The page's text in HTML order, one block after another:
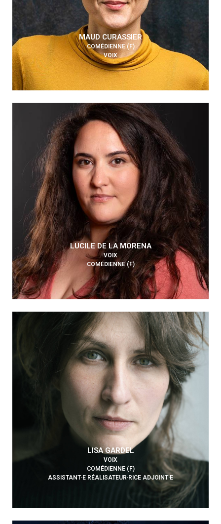
MAUD CURASSIER
COMÉDIENNE (F)
VOIX
LUCILE DE LA MORENA
VOIX
COMÉDIENNE (F)
LISA GARDEL
VOIX
COMÉDIENNE (F)
ASSISTANT·E RÉALISATEUR·RICE ADJOINT·E